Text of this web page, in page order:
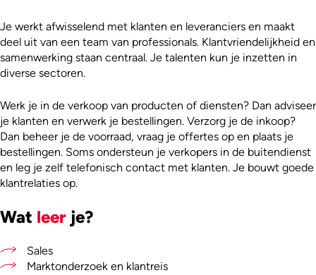
Je werkt afwisselend met klanten en leveranciers en maakt
deel uit van een team van professionals. Klantvriendelijkheid en
samenwerking staan centraal. Je talenten kun je inzetten in
diverse sectoren.
Werk je in de verkoop van producten of diensten? Dan adviseer
je klanten en verwerk je bestellingen. Verzorg je de inkoop?
Dan beheer je de voorraad, vraag je offertes op en plaats je
bestellingen. Soms ondersteun je verkopers in de buitendienst
en leg je zelf telefonisch contact met klanten. Je bouwt goede
klantrelaties op.
Wat leer je?
Sales
Marktonderzoek en klantreis